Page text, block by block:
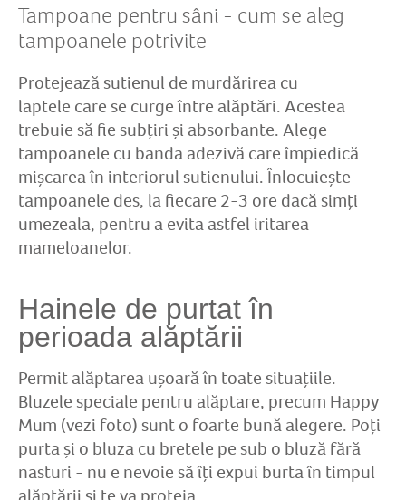
Tampoane pentru sâni - cum se aleg
tampoanele potrivite
Protejează sutienul de murdărirea cu
laptele care se curge între alăptări. Acestea
trebuie să fie subțiri și absorbante. Alege
tampoanele cu banda adezivă care împiedică
mișcarea în interiorul sutienului. Înlocuiește
tampoanele des, la fiecare 2-3 ore dacă simți
umezeala, pentru a evita astfel iritarea
mameloanelor.
Hainele de purtat în
perioada alăptării
Permit alăptarea ușoară în toate situațiile.
Bluzele speciale pentru alăptare, precum Happy
Mum (vezi foto) sunt o foarte bună alegere. Poți
purta și o bluza cu bretele pe sub o bluză fără
nasturi - nu e nevoie să îți expui burta în timpul